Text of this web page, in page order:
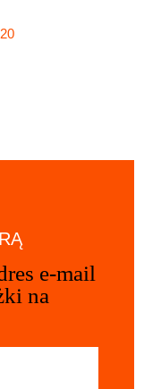
e-mail
na